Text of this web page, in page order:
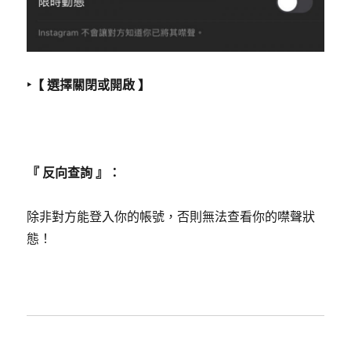
‣【 選擇關閉或開啟 】
『 反向查詢 』：
除非對方能登入你的帳號，否則無法查看你的噤聲狀
態！